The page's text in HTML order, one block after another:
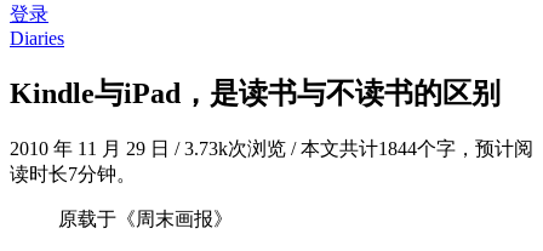
登录
Diaries
Kindle与iPad，是读书与不读书的区别
2010 年 11 月 29 日 /3.73k次浏览 /本文共计1844个字，预计阅
读时长7分钟。
原载于《周末画报》